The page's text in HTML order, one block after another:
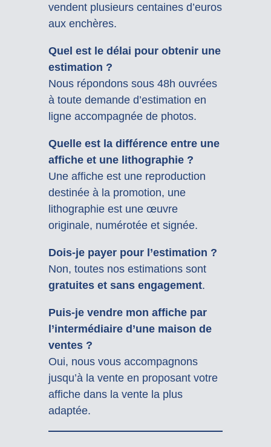
vendent plusieurs centaines d’euros
aux enchères.
Quel est le délai pour obtenir une
estimation ?
Nous répondons sous 48h ouvrées
à toute demande d’estimation en
ligne accompagnée de photos.
Quelle est la différence entre une
affiche et une lithographie ?
Une affiche est une reproduction
destinée à la promotion, une
lithographie est une œuvre
originale, numérotée et signée.
Dois-je payer pour l’estimation ?
Non, toutes nos estimations sont
gratuites et sans engagement.
Puis-je vendre mon affiche par
l’intermédiaire d’une maison de
ventes ?
Oui, nous vous accompagnons
jusqu’à la vente en proposant votre
affiche dans la vente la plus
adaptée.